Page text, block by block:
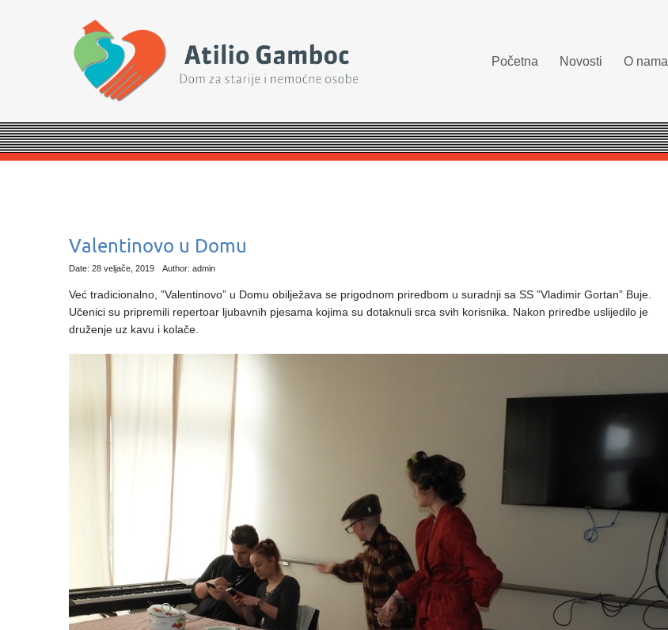
Početna Novosti O nama
Valentinovo u Domu
Date: 28 veljače, 2019 Author: admin
Već tradicionalno, ”Valentinovo” u Domu obilježava se prigodnom priredbom u suradnji sa SS ”Vladimir Gortan” Buje.
Učenici su pripremili repertoar ljubavnih pjesama kojima su dotaknuli srca svih korisnika. Nakon priredbe uslijedilo je
druženje uz kavu i kolače.